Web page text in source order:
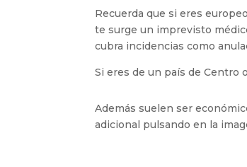
Recuerda que si eres
te surge un imprevisto
cubra incidencias como
Si eres de un país de Centro
Además suelen ser
adicional pulsando en la